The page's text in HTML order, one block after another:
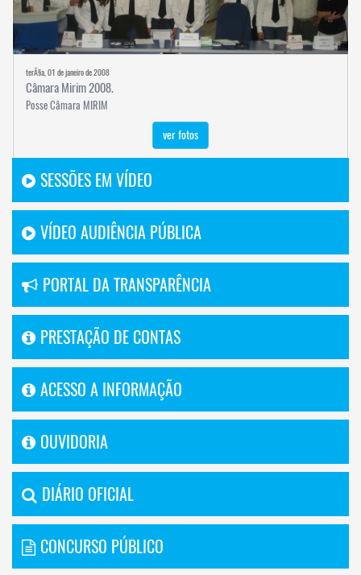
terÃ§a, 01 de janeiro de 2008
Câmara Mirim 2008.
Posse Câmara MIRIM
ver fotos
SESSÕES EM VÍDEO
VÍDEO AUDIÊNCIA PÚBLICA
PORTAL DA TRANSPARÊNCIA
PRESTAÇÃO DE CONTAS
ACESSO A INFORMAÇÃO
OUVIDORIA
DIÁRIO OFICIAL
CONCURSO PÚBLICO